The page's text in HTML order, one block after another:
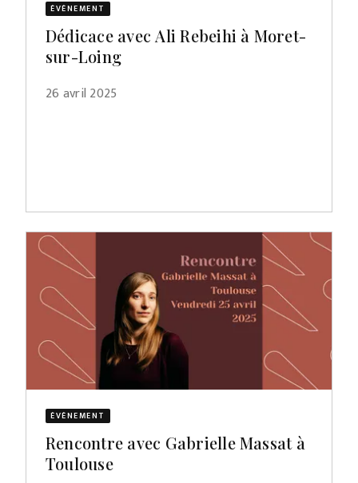
ÉVÈNEMENT
Dédicace avec Ali Rebeihi à Moret-
sur-Loing
26 avril 2025
ÉVÈNEMENT
Rencontre avec Gabrielle Massat à
Toulouse